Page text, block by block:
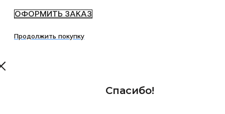
ОФОРМИТЬ ЗАКАЗ
Продолжить покупку
Спасибо!